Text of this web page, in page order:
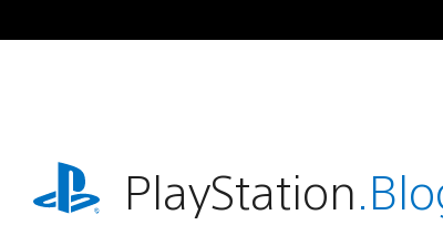
al
playstation.comPlayStation